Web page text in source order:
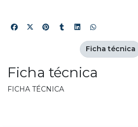
Ficha técnica
FICHA TÉCNICA
Ficha técnica